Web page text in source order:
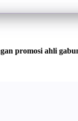
promosi ahli